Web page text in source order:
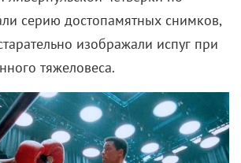
серию достопамятных снимков,
изображали испуг при
тяжеловеса.